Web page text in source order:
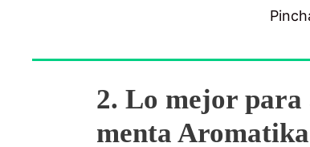
2. Lo mejor para
menta Aromatika